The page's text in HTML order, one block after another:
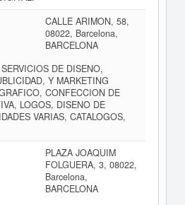
CALLE ARIMON, 58,
08022, Barcelona,
BARCELONA
DE DISENO,
Y MARKETING
CONFECCION DE
LOGOS, DISENO DE
VARIAS, CATALOGOS,
PLAZA JOAQUIM
FOLGUERA, 3, 08022,
Barcelona,
BARCELONA